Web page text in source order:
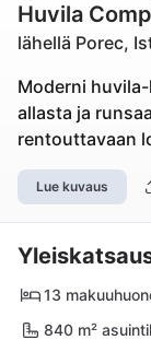
Huvila
lähellä Porec,
Moderni
allasta ja
rentouttavaan
Lue kuvaus
13
840 m²